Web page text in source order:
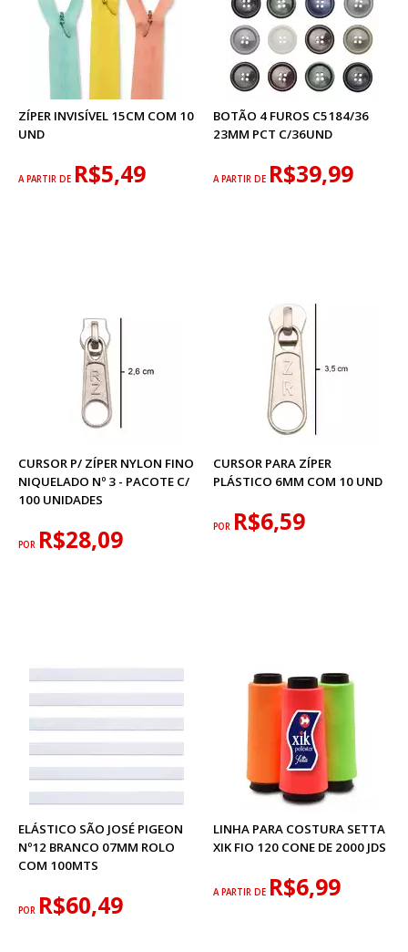
ZÍPER INVISÍVEL 15CM COM 10
UND
A PARTIR DE R$5,49
BOTÃO 4 FUROS C5184/36
23MM PCT C/36UND
A PARTIR DE R$39,99
CURSOR P/ ZÍPER NYLON FINO
NIQUELADO Nº 3 - PACOTE C/
100 UNIDADES
POR R$28,09
CURSOR PARA ZÍPER
PLÁSTICO 6MM COM 10 UND
POR R$6,59
ELÁSTICO SÃO JOSÉ PIGEON
Nº12 BRANCO 07MM ROLO
COM 100MTS
POR R$60,49
LINHA PARA COSTURA SETTA
XIK FIO 120 CONE DE 2000 JDS
A PARTIR DE R$6,99